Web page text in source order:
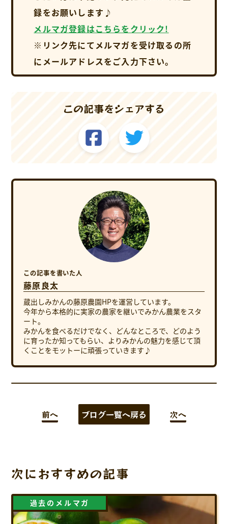
録をお願いします♪
メルマガ登録はこちらをクリック!
※リンク先にてメルマガを受け取るの所
にメールアドレスをご入力下さい。
この記事をシェアする
この記事を書いた人
藤原良太
蔵出しみかんの藤原農園HPを運営しています。
今年から本格的に実家の農家を継いでみかん農業をスタ
ート。
みかんを食べるだけでなく、どんなところで、どのよう
に育ったか知ってもらい、よりみかんの魅力を感じて頂
くことをモットーに頑張っていきます♪
前へ ブログ一覧へ戻る 次へ
次におすすめの記事
過去のメルマガ